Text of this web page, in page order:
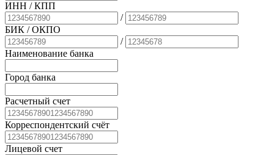
ИНН / КПП
/
БИК / ОКПО
/
Наименование банка
Город банка
Расчетный счет
Корреспондентский счёт
Лицевой счет